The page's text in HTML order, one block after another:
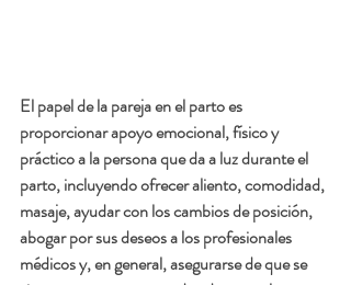
El papel de la pareja en el parto es
proporcionar apoyo emocional, físico y
práctico a la persona que da a luz durante el
parto, incluyendo ofrecer aliento, comodidad,
masaje, ayudar con los cambios de posición,
abogar por sus deseos a los profesionales
médicos y, en general, asegurarse de que se